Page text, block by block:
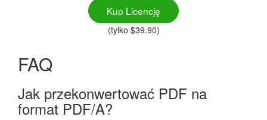
Kup Licencję
(tylko $39.90)
FAQ
Jak przekonwertować PDF na
format PDF/A?